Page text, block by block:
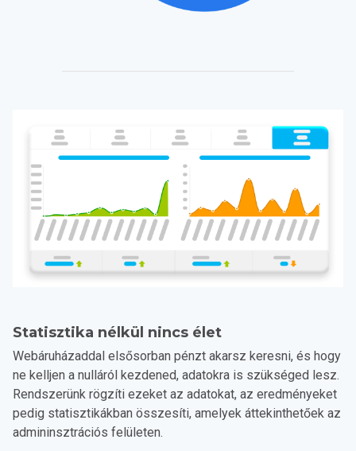
Statisztika nélkül nincs élet
Webáruházaddal elsősorban pénzt akarsz keresni, és hogy
ne kelljen a nulláról kezdened, adatokra is szükséged lesz.
Rendszerünk rögzíti ezeket az adatokat, az eredményeket
pedig statisztikákban összesíti, amelyek áttekinthetőek az
admininsztrációs felületen.